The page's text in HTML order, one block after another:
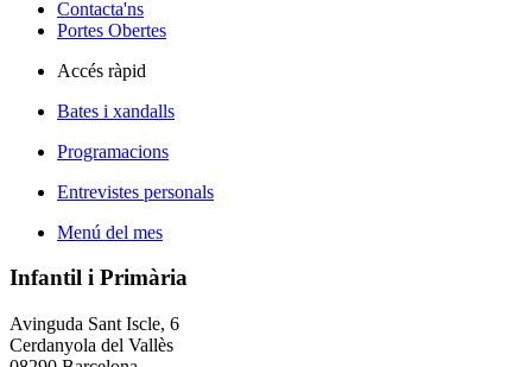
Contacta'ns
Portes Obertes
Accés ràpid
Bates i xandalls
Programacions
Entrevistes personals
Menú del mes
Infantil i Primària
Avinguda Sant Iscle, 6
Cerdanyola del Vallès